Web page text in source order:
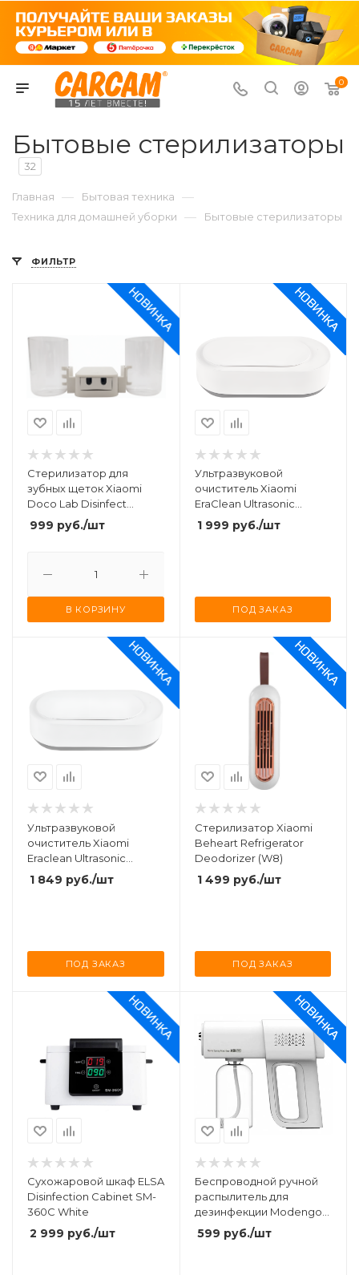
0
Бытовые стерилизаторы
32
Главная — Бытовая техника —
Техника для домашней уборки — Бытовые стерилизаторы
ФИЛЬТР
Стерилизатор для
зубных щеток Xiaomi
Doco Lab Disinfect
Toothbrush Holder
(DH001) White
999 руб./шт
В КОРЗИНУ
Ультразвуковой
очиститель Xiaomi
EraClean Ultrasonic
Cleaner (GA03) White
1 999 руб./шт
ПОД ЗАКАЗ
Ультразвуковой
очиститель Xiaomi
Eraclean Ultrasonic
Cleaning Machine (GA01)
1 849 руб./шт
ПОД ЗАКАЗ
Стерилизатор Xiaomi
Beheart Refrigerator
Deodorizer (W8)
1 499 руб./шт
ПОД ЗАКАЗ
Сухожаровой шкаф ELSA
Disinfection Cabinet SM-
360C White
2 999 руб./шт
Беспроводной ручной
распылитель для
дезинфекции Modengo
Nano Spray Machine K5
Pro (A0027)
599 руб./шт